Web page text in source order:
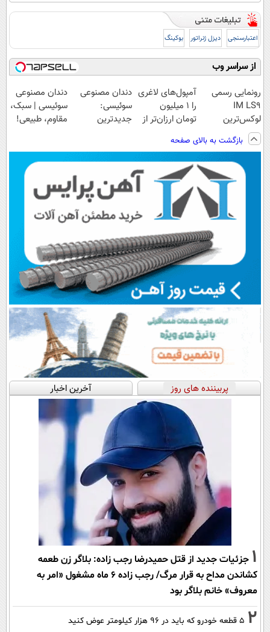
اعتبارسنجی دیزل ژنراتور بوکینگ
از سراسر وب
رونمایی رسمی
IM LS9
لوکس‌ترین
EREV در ایران
آمپول‌های لاغری
را ۱ میلیون
تومان ارزان‌تر از
دندان مصنوعی
سوئیسی:
جدیدترین
پرداخت قسطی
دندان مصنوعی
سوئیسی | سبک،
مقاوم، طبیعی!
اقساطی😍
بازگشت به بالای صفحه
پربیننده های روز آخرین اخبار
1 جزئیات جدید از قتل حمیدرضا رجب زاده: بلاگر زن طعمه
کشاندن مداح به قرار مرگ/ رجب زاده 6 ماه مشغول «امر به
معروف» خانم بلاگر بود
2 ۵ قطعه خودرو که باید در ۹۶ هزار کیلومتر عوض کنید